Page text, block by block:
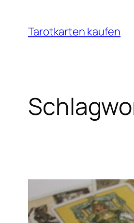
Inhalt
springen
Tarotkarten kaufen